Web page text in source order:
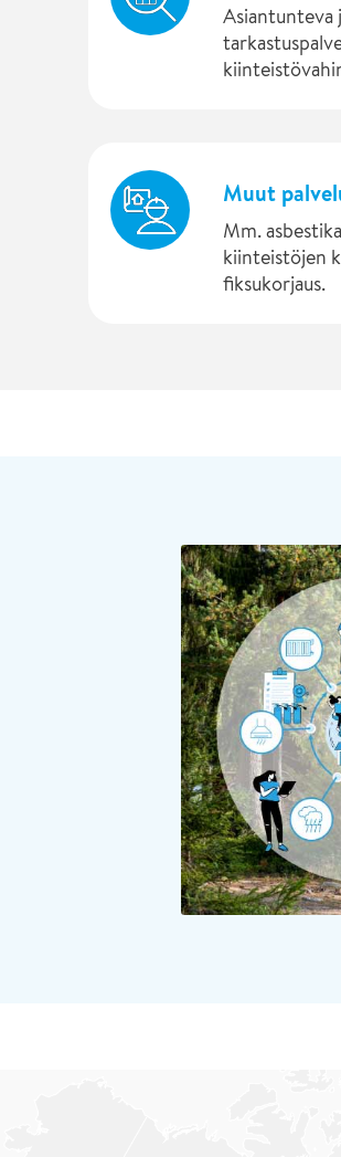
Asiantunteva
Muut
Mm.
kiinteistöjen
fiksukorjaus.